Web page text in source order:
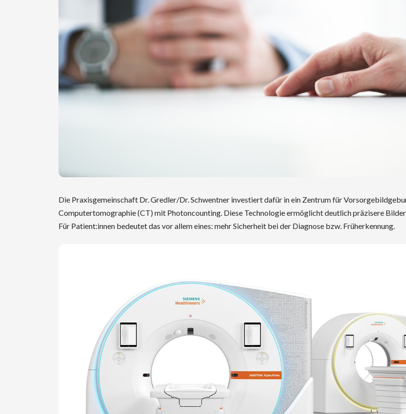
Die Praxisgemeinschaft Dr. Gredler/Dr. Schwentner investiert dafür in ein Zentrum für
Computertomographie (CT) mit Photoncounting. Diese Technologie ermöglicht deutlich präzisere
Für Patient:innen bedeutet das vor allem eines: mehr Sicherheit bei der Diagnose bzw. Früherkennung.